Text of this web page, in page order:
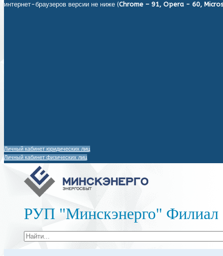
интернет-браузеров версии не ниже (Chrome – 91, Opera - 60,
Личный кабинет юридических лиц
Личный кабинет физических лиц
РУП "Минскэнерго" Филиал